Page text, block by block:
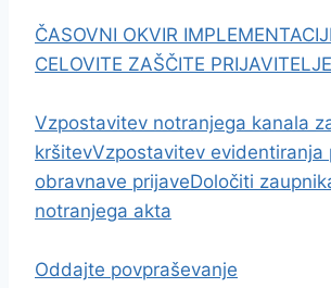
ČASOVNI OKVIR
CELOVITE ZAŠČITE
Vzpostavitev notranjega kanala
kršitevVzpostavitev evidentiranja
obravnave prijaveDoločiti
notranjega akta
Oddajte povpraševanje